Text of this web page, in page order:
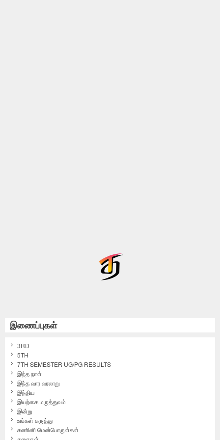
இணைப்புகள்
3RD
5TH
7TH SEMESTER UG/PG RESULTS
இந்த நாள்
இந்த வார வரலாறு
இந்திய
இயற்கை மருத்துவம்
இன்று
உங்கள் கருத்து
கணினி மென்பொருள்கள்